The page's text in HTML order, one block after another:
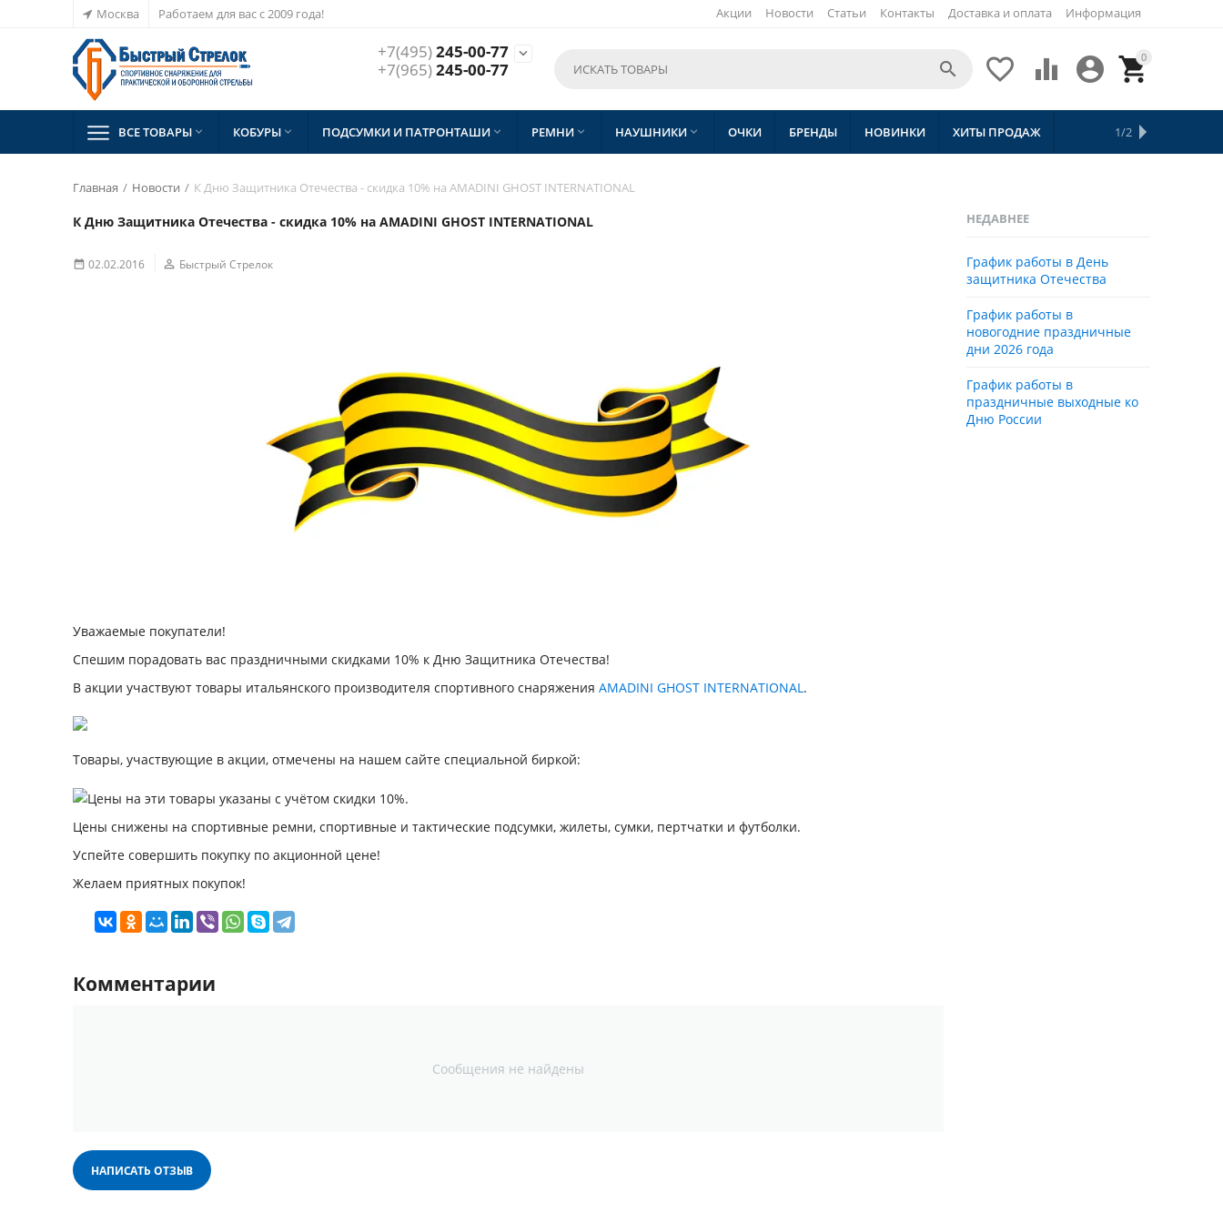
Москва Работаем для вас с 2009 года! Акции Новости Статьи Контакты Доставка и оплата Информация
+7(495)245-00-77
+7(965)245-00-77
 0


 

ВСЕ ТОВАРЫ  КОБУРЫ  ПОДСУМКИ И ПАТРОНТАШИ  РЕМНИ  НАУШНИКИ  ОЧКИ БРЕНДЫ НОВИНКИ ХИТЫ ПРОДАЖ ТОВАРЫ С БЕСПЛАТНОЙ
1/2
Главная / Новости / К Дню Защитника Отечества - скидка 10% на AMADINI GHOST INTERNATIONAL
К Дню Защитника Отечества - скидка 10% на AMADINI GHOST INTERNATIONAL
 02.02.2016  Быстрый Стрелок
Уважаемые покупатели!
Спешим порадовать вас праздничными скидками 10% к Дню Защитника Отечества!
В акции участвуют товары итальянского производителя спортивного снаряжения AMADINI GHOST INTERNATIONAL.
Товары, участвующие в акции, отмечены на нашем сайте специальной биркой:
Цены на эти товары указаны с учётом скидки 10%.
Цены снижены на спортивные ремни, спортивные и тактические подсумки, жилеты, сумки, пертчатки и футболки.
Успейте совершить покупку по акционной цене!
Желаем приятных покупок!
Комментарии
Сообщения не найдены
НАПИСАТЬ ОТЗЫВ
НЕДАВНЕЕ
График работы в День
защитника Отечества
График работы в
новогодние праздничные
дни 2026 года
График работы в
праздничные выходные ко
Дню России